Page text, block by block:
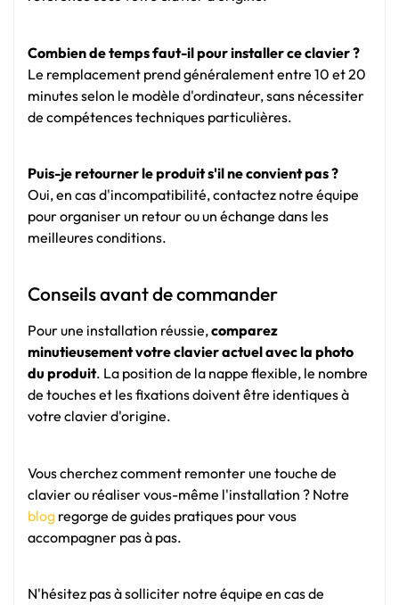
Combien de temps faut-il pour installer ce clavier ?
Le remplacement prend généralement entre 10 et 20
minutes selon le modèle d'ordinateur, sans nécessiter
de compétences techniques particulières.
Puis-je retourner le produit s'il ne convient pas ?
Oui, en cas d'incompatibilité, contactez notre équipe
pour organiser un retour ou un échange dans les
meilleures conditions.
Conseils avant de commander
Pour une installation réussie,comparez
minutieusement votre clavier actuel avec la photo
du produit. La position de la nappe flexible, le nombre
de touches et les fixations doivent être identiques à
votre clavier d'origine.
Vous cherchez comment remonter une touche de
clavier ou réaliser vous-même l'installation ? Notre
blog regorge de guides pratiques pour vous
accompagner pas à pas.
N'hésitez pas à solliciter notre équipe en cas de